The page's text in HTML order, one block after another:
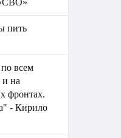
пить
всем
на
фронтах.
- Кирило